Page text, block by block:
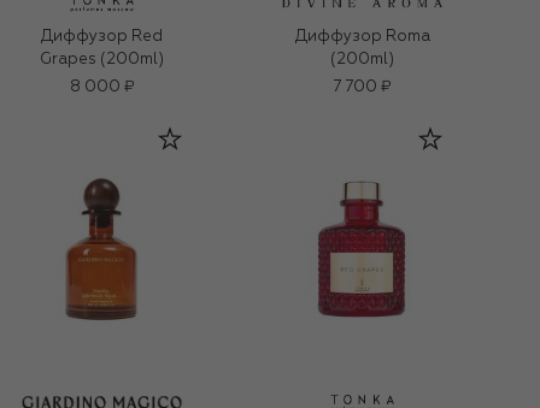
Диффузор Red
Grapes (200ml)
8 000 ₽
Диффузор Roma
(200ml)
7 700 ₽